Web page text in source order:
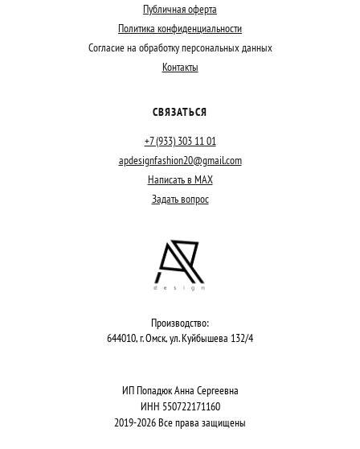
Публичная оферта
Политика конфиденциальности
Согласие на обработку персональных данных
Контакты
СВЯЗАТЬСЯ
+7 (933) 303 11 01
apdesignfashion20@gmail.com
Написать в MAX
Задать вопрос
Производство:
644010, г. Омск, ул. Куйбышева 132/4
ИП Попадюк Анна Сергеевна
ИНН 550722171160
2019-2026 Все права защищены